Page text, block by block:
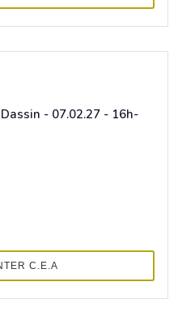
- 07.02.27 - 16h-
C.E.A